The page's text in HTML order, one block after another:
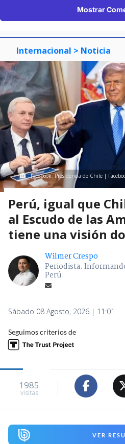
Mostrar
Internacional > Noticia
Facebook: Presidencia de Chile |
Perú, igual que
al Escudo de las
tiene una visión
Wilmer Crespo
Periodista.
Perú.
Sábado 08 Agosto, 2026 | 11:01
Seguimos criterios de
1985
visitas
VER